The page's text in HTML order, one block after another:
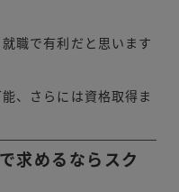
職で有利だと思います
、さらには資格取得ま
求めるならスク